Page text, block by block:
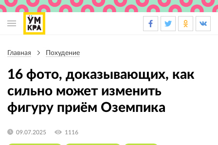
навигация
навигации
Главная Похудение
16 фото, доказывающих, как
сильно может изменить
фигуру приём Оземпика
09.07.2025 1116